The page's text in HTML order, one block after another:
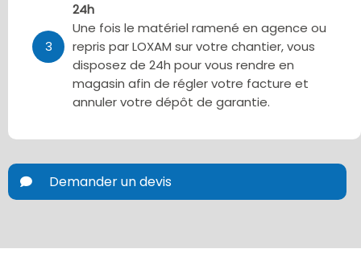
3
24h
Une fois le matériel ramené en agence ou
repris par LOXAM sur votre chantier, vous
disposez de 24h pour vous rendre en
magasin afin de régler votre facture et
annuler votre dépôt de garantie.
Demander un devis